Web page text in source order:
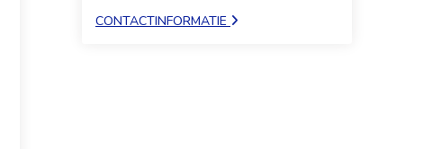
CONTACTINFORMATIE